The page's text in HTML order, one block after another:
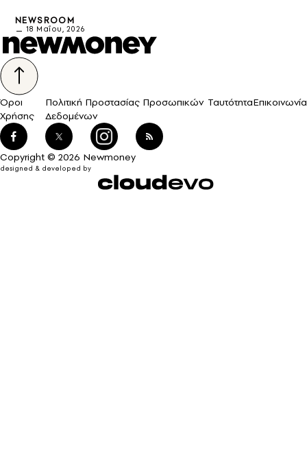
NEWSROOM
18 Μαΐου, 2026
Όροι
Χρήσης
Πολιτική Προστασίας Προσωπικών
Δεδομένων
ΤαυτότηταΕπικοινωνία
Copyright © 2026 Newmoney
designed & developed by